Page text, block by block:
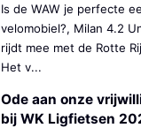
Is de WAW je perfecte
velomobiel?, Milan 4.2
rijdt mee met de Rotte
Het v...
Ode aan onze
bij WK Ligfietsen